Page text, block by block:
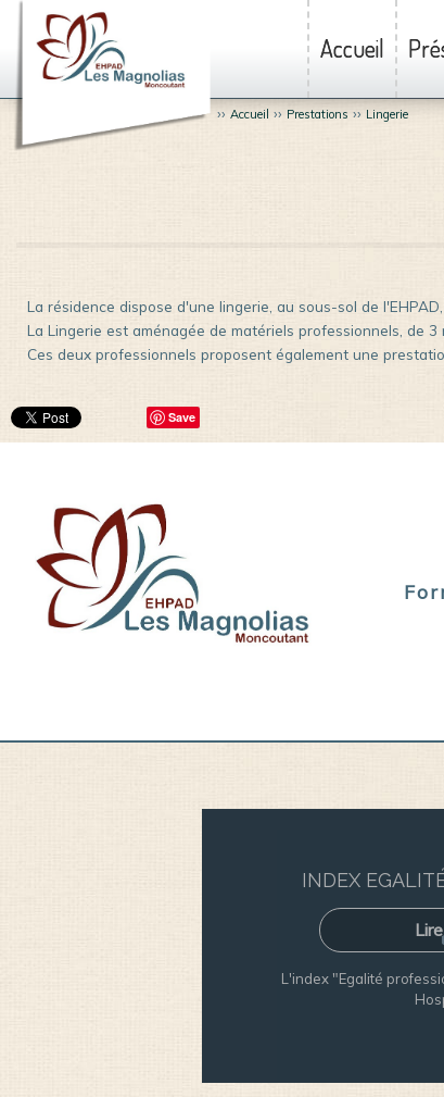
Accueil
›› Accueil ›› Prestations ›› Lingerie
La résidence dispose d'une lingerie, au sous-sol de
La Lingerie est aménagée de matériels professionnels, de
Ces deux professionnels proposent également une
Save
INDEX
L'index "Egalité